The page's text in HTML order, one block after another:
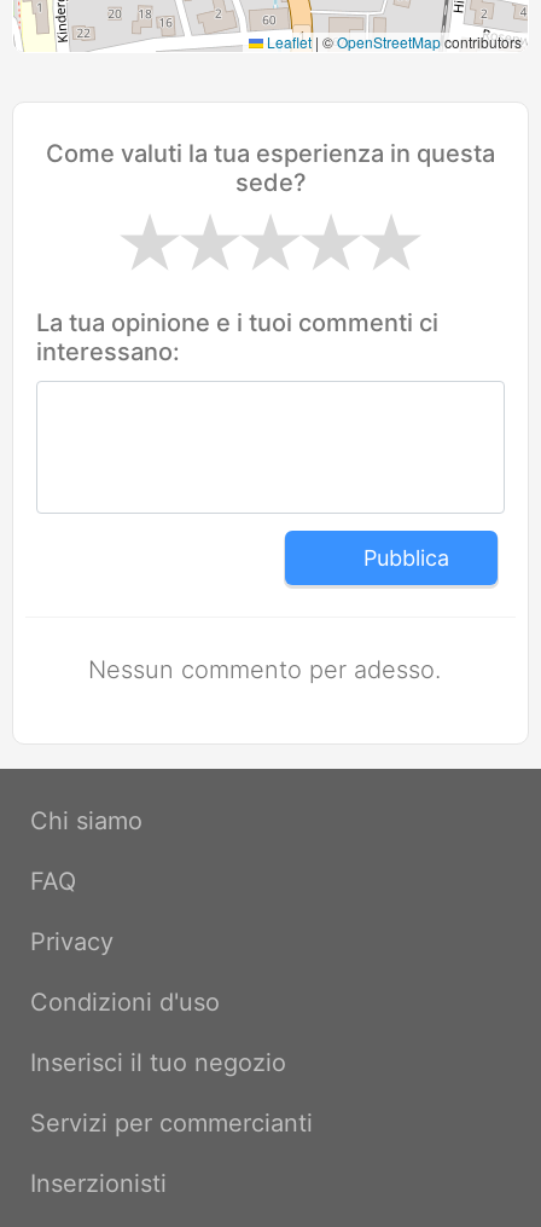
Leaflet | ©OpenStreetMapcontributors
Come valuti la tua esperienza in questa
sede?
La tua opinione e i tuoi commenti ci
interessano:
Pubblica
Nessun commento per adesso.
Chi siamo
FAQ
Privacy
Condizioni d'uso
Inserisci il tuo negozio
Servizi per commercianti
Inserzionisti